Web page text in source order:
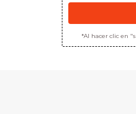
*Al hacer clic en